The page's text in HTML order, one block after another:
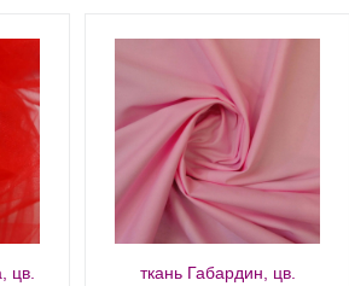
цв.
ткань Габардин, цв.